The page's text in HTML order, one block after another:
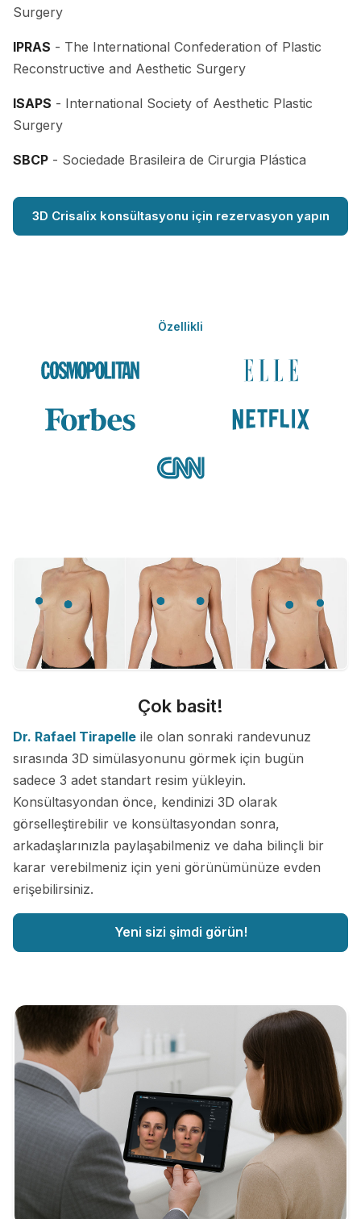
Surgery
IPRAS - The International Confederation of Plastic
Reconstructive and Aesthetic Surgery
ISAPS - International Society of Aesthetic Plastic
Surgery
SBCP - Sociedade Brasileira de Cirurgia Plástica
3D Crisalix konsültasyonu için rezervasyon yapın
Özellikli
Çok basit!
Dr. Rafael Tirapelle ile olan sonraki randevunuz
sırasında 3D simülasyonunu görmek için bugün
sadece 3 adet standart resim yükleyin.
Konsültasyondan önce, kendinizi 3D olarak
görselleştirebilir ve konsültasyondan sonra,
arkadaşlarınızla paylaşabilmeniz ve daha bilinçli bir
karar verebilmeniz için yeni görünümünüze evden
erişebilirsiniz.
Yeni sizi şimdi görün!